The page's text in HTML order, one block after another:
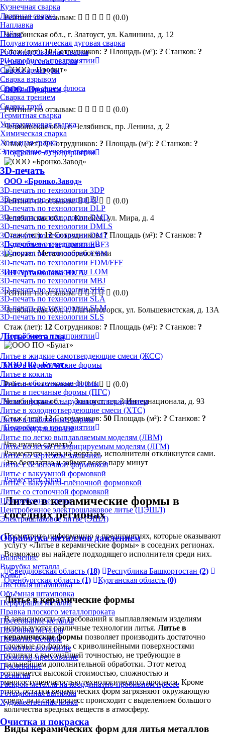
Кузнечная сварка
Лазерная сварка
Наплавка
Пайка
Полуавтоматическая дуговая сварка
Роботизированная сварка
Ручная дуговая сварка
Сварка арматуры
Сварка взрывом
Сварка под слоем флюса
Сварка трением
Сварка труб
Термитная сварка
Ультразвуковая сварка
Химическая сварка
Холодная сварка
Электронно-лучевая сварка
3D-печать
3D-печать по технологии 3DP
3D-печать по технологии BJ
3D-печать по технологии DLP
3D-печать по технологии DMD
3D-печать по технологии DMLS
3D-печать по технологии DMT
3D-печать по технологии EBF3
3D-печать по технологии EBM
3D-печать по технологии FDM/FFF
3D-печать по технологии LOM
3D-печать по технологии MBJ
3D-печать по технологии SHS
3D-печать по технологии SLA
3D-печать по технологии SLM
3D-печать по технологии SLS
Литьё металла
Литье в жидкие самотвердеющие смеси (ЖСС)
Литье в керамические формы
Литье в кокиль
Литье в оболочковые формы
Литье в песчаные формы (ПГС)
Литье в формы с наружным отверждением
Литье в холоднотвердеющие смеси (ХТС)
Литье в шаблонные формы
Литье под давлением
Литье по легко выплавляемым моделям (ЛВМ)
Литье по легко газифицируемым моделям (ЛГМ)
Литье по чертежам заказчика
Литье с безопочной формовкой
Литье с вакуумной формовкой
Литье с вакуумно-плёночной формовкой
Литье со стопочной формовкой
Центробежное литье
Центробежное электрошлаковое литье (ЦЭШЛ)
Электрошлаковое литье (ЭШЛ)
Обработка металлов давлением
Волочение
Вырубка металла
Ковка
Листовая штамповка
Объёмная штамповка
Перфорация металла
Правка плоского металлопроката
Прессование металла
Пробивка металла
Прокатка металла
Прокатка-волочение
Прокатка-прессование
Пуклевание
Раскатка
Раскрой металла на координатно-пробивном прессе
Ротационная вытяжка
Художественная ковка
Очистка и покраска
Рейтинг по отзывам:
(0.0)
Челябинская обл., г. Златоуст, ул. Калинина, д. 12
Стаж (лет):10 Сотрудников: ? Площадь (м²): ? Станков: ?
Подробнее о предприятии
ООО «Профит»
Рейтинг по отзывам:
(0.0)
Челябинская обл., г. Челябинск, пр. Ленина, д. 2
Стаж (лет):9 Сотрудников: ? Площадь (м²): ? Станков: ?
Подробнее о предприятии
ООО «Бронко.Завод»
Рейтинг по отзывам:
(0.0)
Челябинская обл., г. Копейск, ул. Мира, д. 4
Стаж (лет):12 Сотрудников:? Площадь (м²): ? Станков: ?
Подробнее о предприятии
ИП Артамонова Ю. А.
Рейтинг по отзывам:
(0.0)
Челябинская обл, г. Магнитогорск, ул. Большевистская, д. 13А
Стаж (лет): 12 Сотрудников: ? Площадь (м²): ? Станков: ?
Подробнее о предприятии
ООО ПО «Булат»
Рейтинг по отзывам:
(0.0)
Челябинская обл., г. Златоуст, пл. 3 Интернационала, д. 93
Стаж (лет):12 Сотрудников: 50 Площадь (м²): ? Станков: ?
Подробнее о предприятии
Что нужно сделать?
Разместите заказ на портале, исполнители откликнутся сами.
Это бесплатно и займет всего пару минут
Разместить заказ
Литье в керамические формы в
соседних регионах
Посмотрите информацию о предприятиях, которые оказывают
услугу «Литье в керамические формы» в соседних регионах.
Возможно вы найдете подходящего исполнителя среди них.
Свердловская область (18) Республика Башкортостан (2)
Оренбургская область (1) Курганская область (0)
Литье в керамические формы
В зависимости от требований к выплавляемым изделиям
используются различные технологии литья. Литье в
керамические формы позволяет производить достаточно
сложные по форме, с криволинейными поверхностями
отливки с высочайшей точностью, не требующие в
дальнейшем дополнительной обработки. Этот метод
отличается высокой стоимостью, сложностью и
многоступенчатостью технологического процесса. Кроме
того, остатки керамических форм загрязняют окружающую
среду, да и сам процесс происходит с выделением большого
количества вредных веществ в атмосферу.
Виды керамических форм для литья металлов